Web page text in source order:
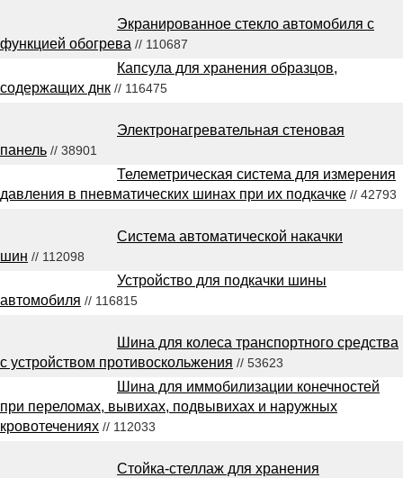
Экранированное стекло автомобиля с
функцией обогрева // 110687
Капсула для хранения образцов,
содержащих днк // 116475
Электронагревательная стеновая
панель // 38901
Телеметрическая система для измерения
давления в пневматических шинах при их подкачке // 42793
Система автоматической накачки
шин // 112098
Устройство для подкачки шины
автомобиля // 116815
Шина для колеса транспортного средства
с устройством противоскольжения // 53623
Шина для иммобилизации конечностей
при переломах, вывихах, подвывихах и наружных
кровотечениях // 112033
Стойка-стеллаж для хранения